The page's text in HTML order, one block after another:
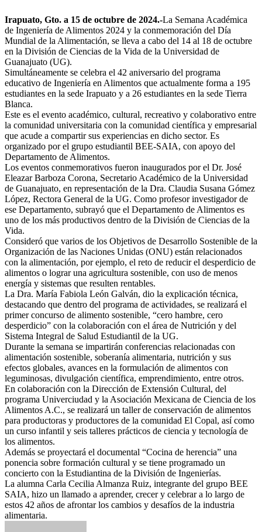
Irapuato, Gto. a 15 de octubre de 2024.-La Semana Académica
de Ingeniería de Alimentos 2024 y la conmemoración del Día
Mundial de la Alimentación, se lleva a cabo del 14 al 18 de octubre
en la División de Ciencias de la Vida de la Universidad de
Guanajuato (UG).
Simultáneamente se celebra el 42 aniversario del programa
educativo de Ingeniería en Alimentos que actualmente forma a 195
estudiantes en la sede Irapuato y a 26 estudiantes en la sede Tierra
Blanca.
Este es el evento académico, cultural, recreativo y colaborativo entre
la comunidad universitaria con la comunidad científica y empresarial
que acude a compartir sus experiencias en dicho sector. Es
organizado por el grupo estudiantil BEE-SAIA, con apoyo del
Departamento de Alimentos.
Los eventos conmemorativos fueron inaugurados por el Dr. José
Eleazar Barboza Corona, Secretario Académico de la Universidad
de Guanajuato, en representación de la Dra. Claudia Susana Gómez
López, Rectora General de la UG. Como profesor investigador de
ese Departamento, subrayó que el Departamento de Alimentos es
uno de los más productivos dentro de la División de Ciencias de la
Vida.
Consideró que varios de los Objetivos de Desarrollo Sostenible de la
Organización de las Naciones Unidas (ONU) están relacionados
con la alimentación, por ejemplo, el reto de reducir el desperdicio de
alimentos o lograr una agricultura sostenible, con uso de menos
energía y sistemas que resulten rentables.
La Dra. María Fabiola León Galván, dio la explicación técnica,
destacando que dentro del programa de actividades, se realizará el
primer concurso de alimento sostenible, “cero hambre, cero
desperdicio” con la colaboración con el área de Nutrición y del
Sistema Integral de Salud Estudiantil de la UG.
Durante la semana se impartirán conferencias relacionadas con
alimentación sostenible, soberanía alimentaria, nutrición y sus
efectos globales, avances en la formulación de alimentos con
leguminosas, divulgación científica, emprendimiento, entre otros.
En colaboración con la Dirección de Extensión Cultural, del
programa Univerciudad y la Asociación Mexicana de Ciencia de los
Alimentos A.C., se realizará un taller de conservación de alimentos
para productoras y productores de la comunidad El Copal, así como
un curso infantil y seis talleres prácticos de ciencia y tecnología de
los alimentos.
Además se proyectará el documental “Cocina de herencia” una
ponencia sobre formación cultural y se tiene programado un
concierto con la Estudiantina de la División de Ingenierías.
La alumna Carla Cecilia Almanza Ruiz, integrante del grupo BEE
SAIA, hizo un llamado a aprender, crecer y celebrar a lo largo de
estos 42 años de afrontar los cambios y desafíos de la industria
alimentaria.